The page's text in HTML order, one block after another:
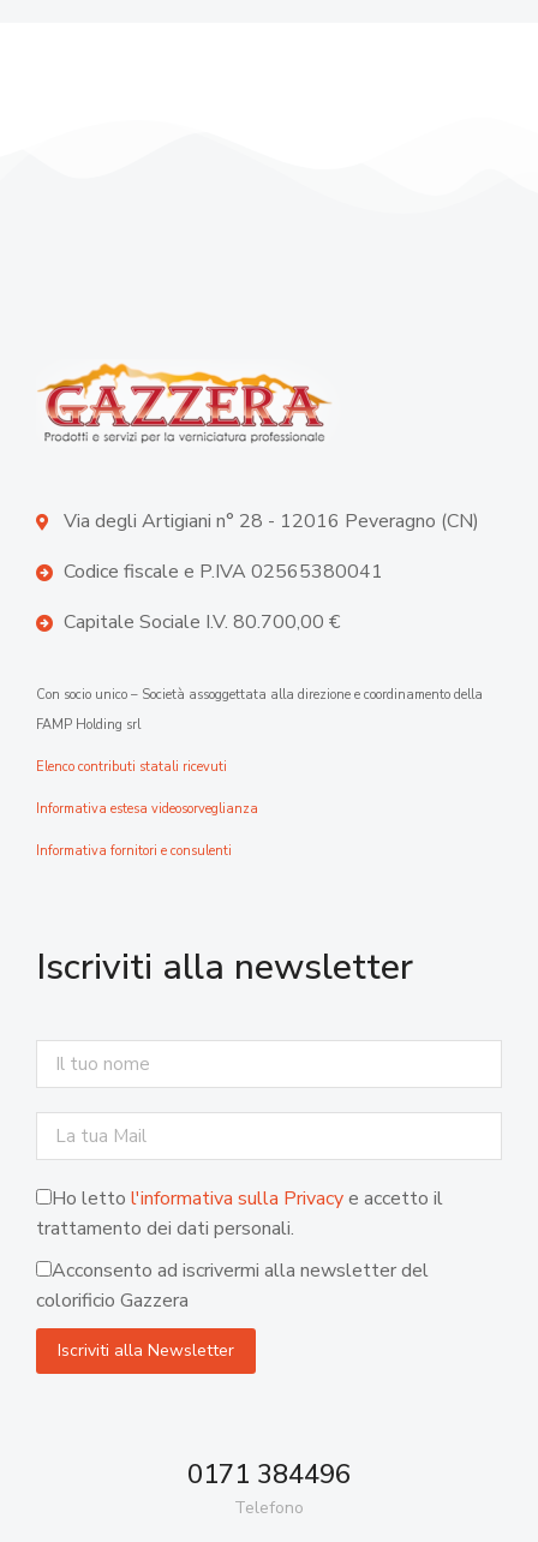
Via degli Artigiani n° 28 - 12016 Peveragno (CN)
Codice fiscale e P.IVA 02565380041
Capitale Sociale I.V. 80.700,00 €
Con socio unico – Società assoggettata alla direzione e coordinamento della
FAMP Holding srl
Elenco contributi statali ricevuti
Informativa estesa videosorveglianza
Informativa fornitori e consulenti
Iscriviti alla newsletter
Ho letto l'informativa sulla Privacye accetto il
trattamento dei dati personali.
Acconsento ad iscrivermi alla newsletter del
colorificio Gazzera
0171 384496
Telefono